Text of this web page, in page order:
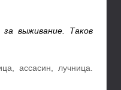
выживание. Таков
ассасин, лучница.